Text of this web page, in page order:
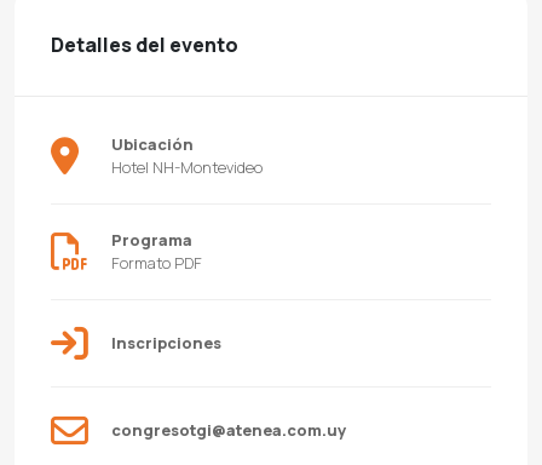
Detalles del evento
Ubicación
Hotel NH-Montevideo
Programa
Formato PDF
Inscripciones
congresotgi@atenea.com.uy